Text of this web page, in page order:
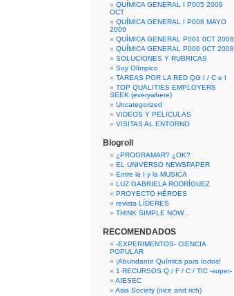
QUÍMICA GENERAL I P005 2009
OCT
QUÍMICA GENERAL I P008 MAYO
2009
QUÍMICA GENERAL P001 0CT 2008
QUÍMICA GENERAL P006 0CT 2008
SOLUCIONES Y RUBRICAS
Soy Olímpico
TAREAS POR LA RED QG I / C e I
TOP QUALITIES EMPLOYERS
SEEK (everywhere)
Uncategorized
VIDEOS Y PELICULAS
VISITAS AL ENTORNO
Blogroll
¿PROGRAMAR? ¿OK?
EL UNIVERSO NEWSPAPER
Entre la I y la MUSICA
LUZ GABRIELA RODRÍGUEZ
PROYECTO HÉROES
revista LÍDERES
THINK SIMPLE NOW...
RECOMENDADOS
-EXPERIMENTOS- CIENCIA
POPULAR
¡Abundante Química para todos!
1 RECURSOS Q / F / C / TIC -super-
AIESEC
Asia Society (nice and rich)